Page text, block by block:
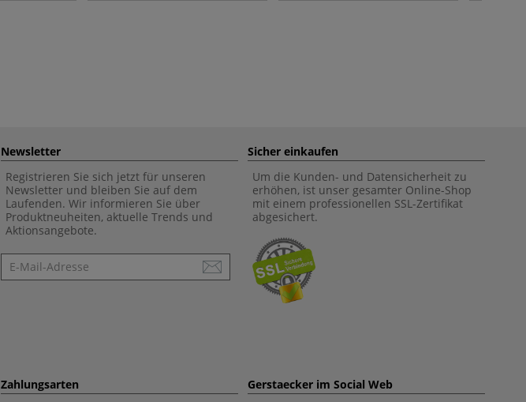
Newsletter
Registrieren Sie sich jetzt für unseren
Newsletter und bleiben Sie auf dem
Laufenden. Wir informieren Sie über
Produktneuheiten, aktuelle Trends und
Aktionsangebote.
Newsletter
Sicher einkaufen
Um die Kunden- und Datensicherheit zu
erhöhen, ist unser gesamter Online-Shop
mit einem professionellen SSL-Zertifikat
abgesichert.
Zahlungsarten Gerstaecker im Social Web